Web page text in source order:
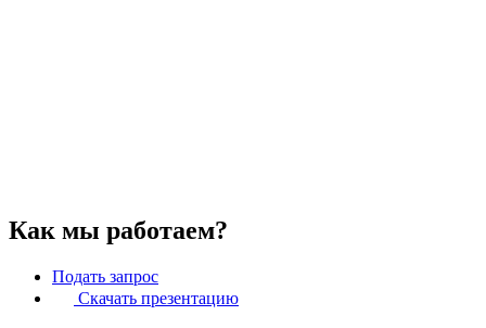
Как мы работаем?
Подать запрос
Скачать презентацию